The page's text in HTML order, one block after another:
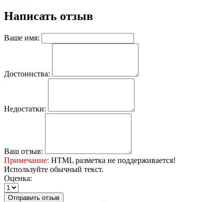
Написать отзыв
Ваше имя:
Достоинства:
Недостатки:
Ваш отзыв:
Примечание: HTML разметка не поддерживается!
Используйте обычный текст.
Оценка:
Отправить отзыв